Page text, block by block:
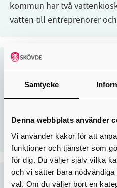
Samtycke
Denna webbplats använder
Vi använder kakor för att
funktioner och tjänster som
för dig. Du väljer själv vilka
och vi sätter bara
val. Om du väljer bort en
kommun har två
vatten till entreprenörer
fastighet. En vattenläcka
den som är ansvarig för...
Vattenmätare